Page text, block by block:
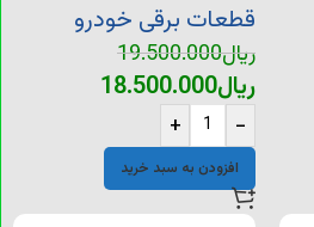
قطعات برقی خودرو
ریال19.500.000
ریال18.500.000
-
+
افزودن به سبد خرید